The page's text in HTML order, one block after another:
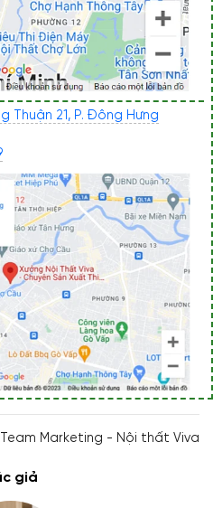
Thuận 21, P. Đông Hưng
Team Marketing - Nội thất Viva
giả